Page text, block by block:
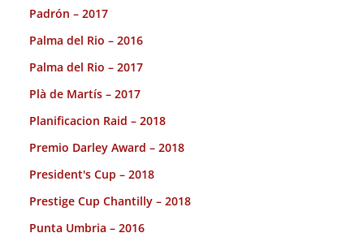
Padrón – 2017
Palma del Rio – 2016
Palma del Rio – 2017
Plà de Martís – 2017
Planificacion Raid – 2018
Premio Darley Award – 2018
President's Cup – 2018
Prestige Cup Chantilly – 2018
Punta Umbria – 2016